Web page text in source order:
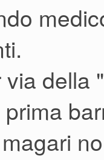
della